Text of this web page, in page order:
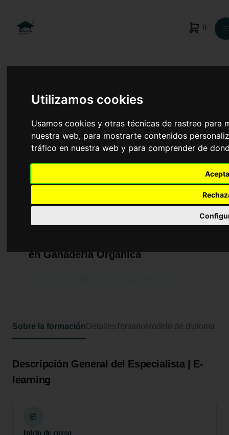
Utilizamos cookies
Usamos cookies y otras técnicas de rastreo para
nuestra web, para mostrarte contenidos
tráfico en nuestra web y para comprender de
0 ☰
en Ganadería Orgánica
Sobre la formación DetallesTemario Modelo de diploma
Descripción General del Especialista | E-
learning
Inicio de curso